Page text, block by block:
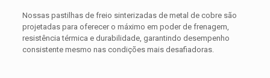
Nossas pastilhas de freio sinterizadas de metal de cobre são
projetadas para oferecer o máximo em poder de frenagem,
resistência térmica e durabilidade, garantindo desempenho
consistente mesmo nas condições mais desafiadoras.